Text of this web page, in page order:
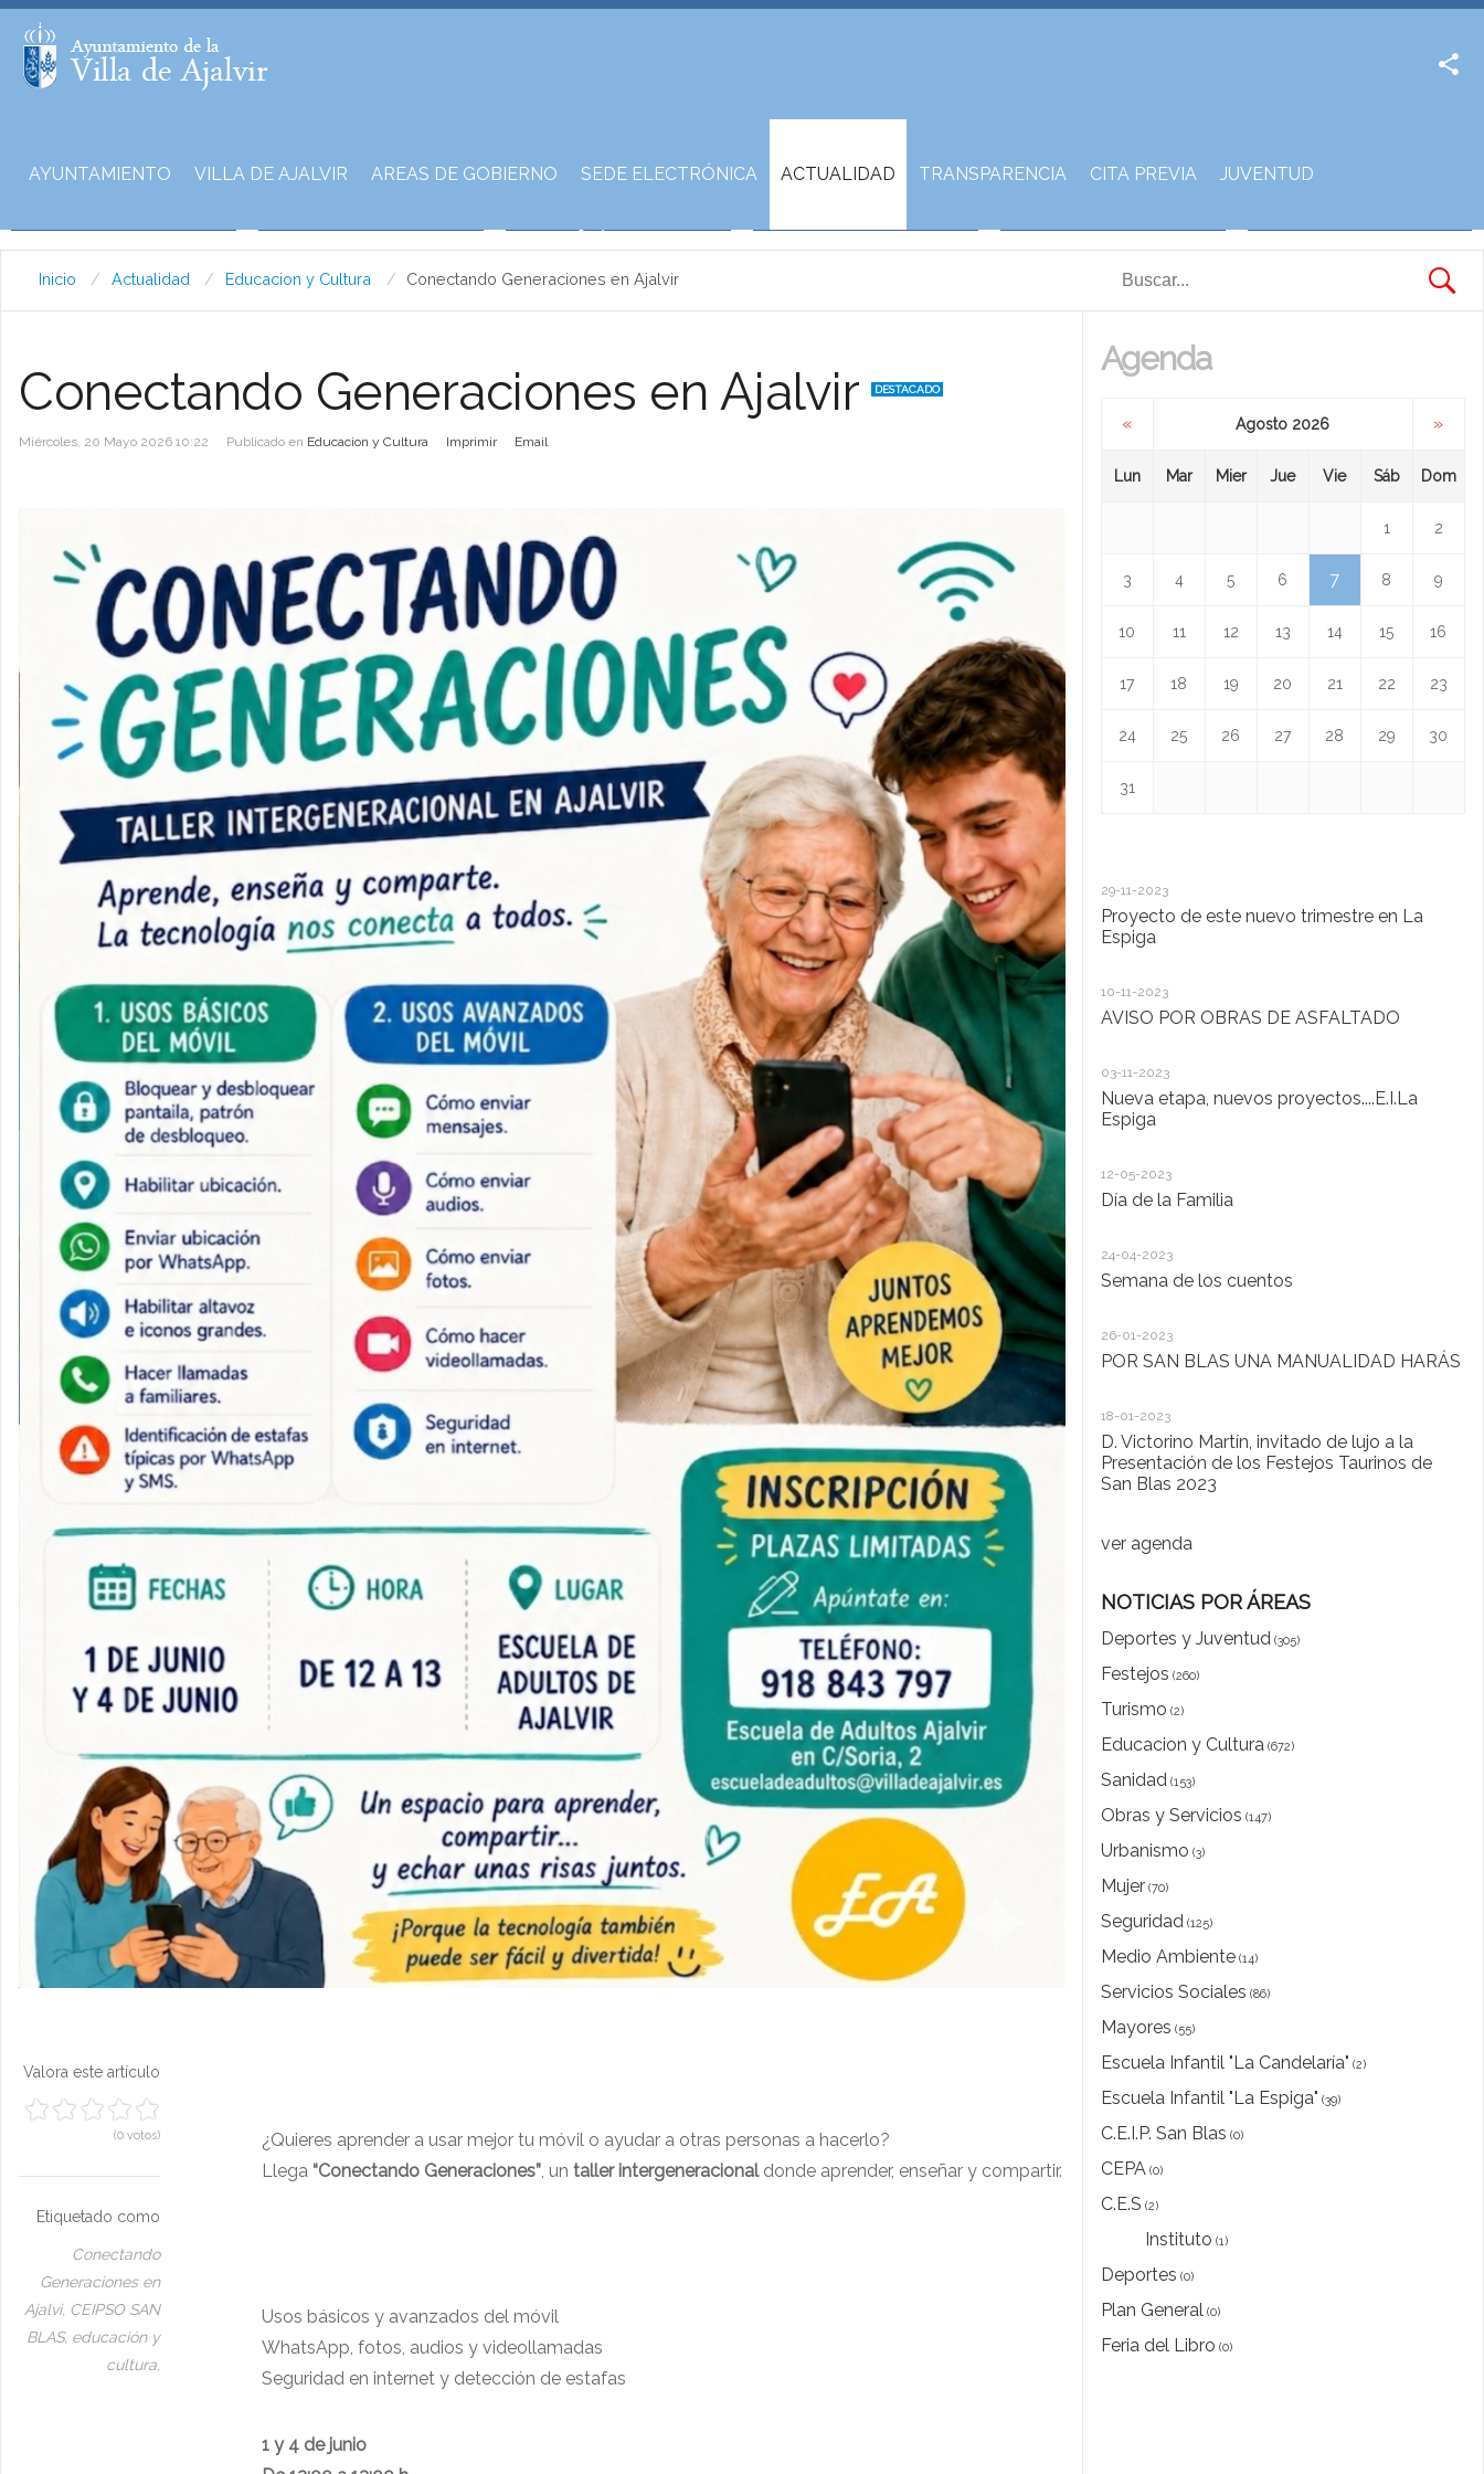
AYUNTAMIENTO VILLA DE AJALVIR AREAS DE GOBIERNO SEDE ELECTRÓNICA ACTUALIDAD TRANSPARENCIA CITA PREVIA JUVENTUD
Inicio Actualidad Educacion y Cultura Conectando Generaciones en Ajalvir
Conectando Generaciones en Ajalvir DESTACADO
Miércoles, 20 Mayo 2026 10:22 Publicado en Educacion y Cultura Imprimir Email
Valora este artículo
(0 votos)
Etiquetado como
Conectando
Generaciones en
Ajalvi, CEIPSO SAN
BLAS, educación y
cultura,
¿Quieres aprender a usar mejor tu móvil o ayudar a otras personas a hacerlo?
Llega “Conectando Generaciones” , un taller intergeneracionaldonde aprender, enseñar y compartir.
Usos básicos y avanzados del móvil
WhatsApp, fotos, audios y videollamadas
Seguridad en internet y detección de estafas
1 y 4 de junio
Agenda
« Agosto 2026 »
Lun Mar Mier Jue Vie Sáb Dom
1 2
3 4 5 6 7 8 9
10 11 12 13 14 15 16
17 18 19 20 21 22 23
24 25 26 27 28 29 30
31
29-11-2023
Proyecto de este nuevo trimestre en La
Espiga
10-11-2023
AVISO POR OBRAS DE ASFALTADO
03-11-2023
Nueva etapa, nuevos proyectos....E.I.La
Espiga
12-05-2023
Día de la Familia
24-04-2023
Semana de los cuentos
26-01-2023
POR SAN BLAS UNA MANUALIDAD HARÁS
18-01-2023
D. Victorino Martín, invitado de lujo a la
Presentación de los Festejos Taurinos de
San Blas 2023
ver agenda
NOTICIAS POR ÁREAS
Deportes y Juventud(305)
Festejos (260)
Turismo (2)
Educacion y Cultura(672)
Sanidad(153)
Obras y Servicios (147)
Urbanismo (3)
Mujer(70)
Seguridad(125)
Medio Ambiente(14)
Servicios Sociales (86)
Mayores (55)
Escuela Infantil "La Candelaría" (2)
Escuela Infantil "La Espiga" (39)
C.E.I.P. San Blas (0)
CEPA(0)
C.E.S (2)
Instituto (1)
Deportes (0)
Plan General(0)
Feria del Libro (0)